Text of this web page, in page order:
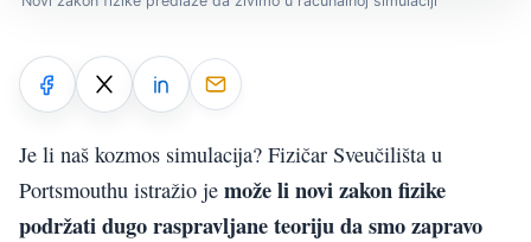
Je li naš kozmos simulacija? Fizičar Sveučilišta u
Portsmouthu istražio je može li novi zakon fizike
podržati dugo raspravljane teoriju da smo zapravo